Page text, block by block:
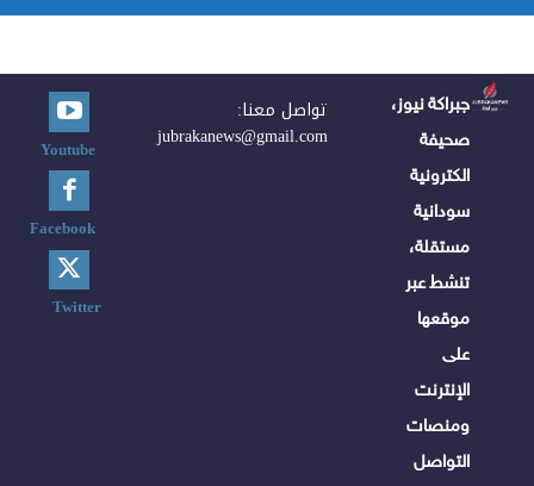
جبراكة نيوز،
صحيفة
الكترونية
سودانية
مستقلة،
تنشط عبر
موقعها
على
الإنترنت
ومنصات
التواصل
تواصل معنا:
jubrakanews@gmail.com
Youtube
Facebook
Twitter